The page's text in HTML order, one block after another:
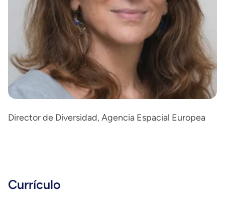
Director de Diversidad, Agencia Espacial Europea
Currículo